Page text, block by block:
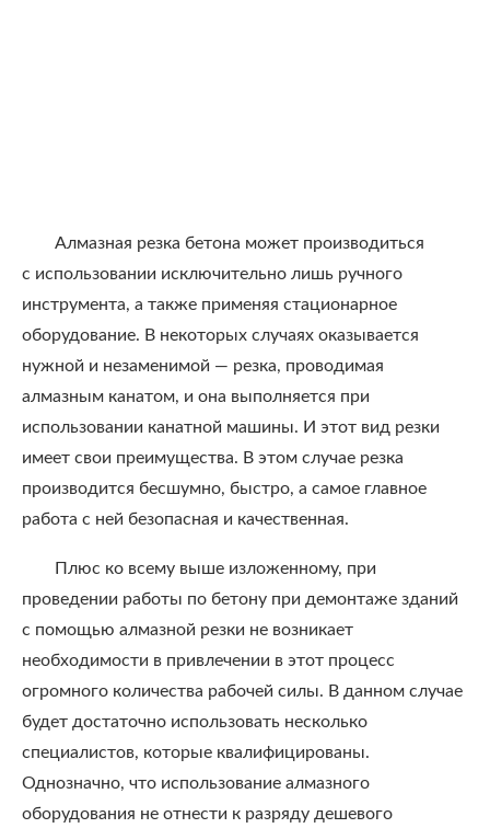
Алмазная резка бетона может производиться
с использовании исключительно лишь ручного
инструмента, а также применяя стационарное
оборудование. В некоторых случаях оказывается
нужной и незаменимой — резка, проводимая
алмазным канатом, и она выполняется при
использовании канатной машины. И этот вид резки
имеет свои преимущества. В этом случае резка
производится бесшумно, быстро, а самое главное
работа с ней безопасная и качественная.
Плюс ко всему выше изложенному, при
проведении работы по бетону при демонтаже зданий
с помощью алмазной резки не возникает
необходимости в привлечении в этот процесс
огромного количества рабочей силы. В данном случае
будет достаточно использовать несколько
специалистов, которые квалифицированы.
Однозначно, что использование алмазного
оборудования не отнести к разряду дешевого